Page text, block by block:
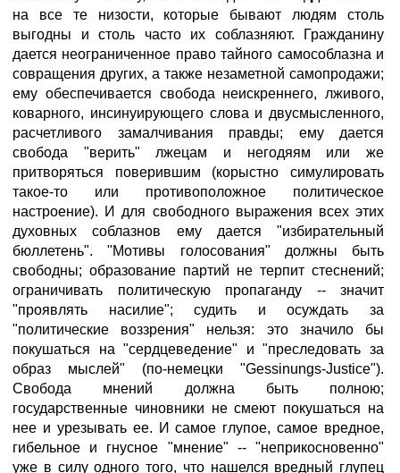
на все те низости, которые бывают людям столь
выгодны и столь часто их соблазняют. Гражданину
дается неограниченное право тайного самособлазна и
совращения других, а также незаметной самопродажи;
ему обеспечивается свобода неискреннего, лживого,
коварного, инсинуирующего слова и двусмысленного,
расчетливого замалчивания правды; ему дается
свобода "верить" лжецам и негодяям или же
притворяться поверившим (корыстно симулировать
такое-то или противоположное политическое
настроение). И для свободного выражения всех этих
духовных соблазнов ему дается "избирательный
бюллетень". "Мотивы голосования" должны быть
свободны; образование партий не терпит стеснений;
ограничивать политическую пропаганду -- значит
"проявлять насилие"; судить и осуждать за
"политические воззрения" нельзя: это значило бы
покушаться на "сердцеведение" и "преследовать за
образ мыслей" (по-немецки "Gessinungs-Justice").
Свобода мнений должна быть полною;
государственные чиновники не смеют покушаться на
нее и урезывать ее. И самое глупое, самое вредное,
гибельное и гнусное "мнение" -- "неприкосновенно"
уже в силу одного того, что нашелся вредный глупец